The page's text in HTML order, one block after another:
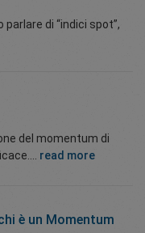
di “indici spot”,
del momentum di
read more
è un Momentum